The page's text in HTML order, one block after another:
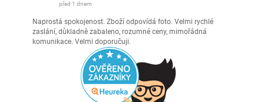
před 1 dnem
Naprostá spokojenost. Zboží odpovídá foto. Velmi rychlé
zaslání, důkladně zabaleno, rozumné ceny, mimořádná
komunikace. Velmi doporučuji.